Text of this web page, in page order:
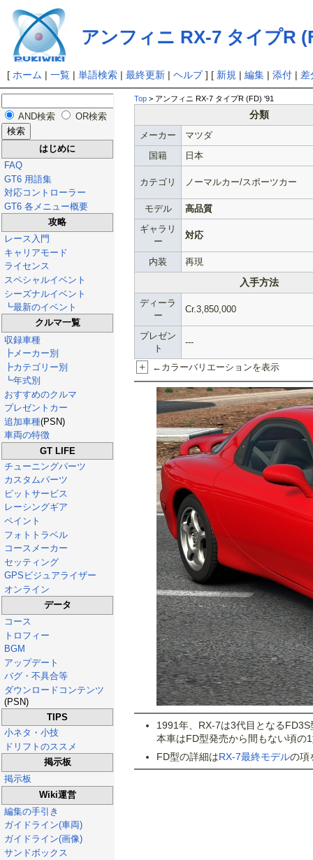
アンフィニ RX-7 タイプR
[ ホーム | 一覧| 単語検索| 最終更新| ヘルプ] [ 新規 | 編集| 添付| 差
AND検索 OR検索
はじめに
FAQ
GT6 用語集
対応コントローラー
GT6 各メニュー概要
攻略
レース入門
キャリアモード
ライセンス
スペシャルイベント
シーズナルイベント
┗最新のイベント
クルマ一覧
収録車種
┣メーカー別
┣カテゴリー別
┗年式別
おすすめのクルマ
プレゼントカー
追加車種(PSN)
車両の特徴
GT LIFE
チューニングパーツ
カスタムパーツ
ピットサービス
レーシングギア
ペイント
フォトトラベル
コースメーカー
セッティング
GPSビジュアライザー
オンライン
データ
コース
トロフィー
BGM
アップデート
バグ・不具合等
ダウンロードコンテンツ
(PSN)
TIPS
小ネタ・小技
ドリフトのススメ
掲示板
掲示板
Wiki運営
編集の手引き
ガイドライン(車両)
ガイドライン(画像)
サンドボックス
Top > アンフィニ RX-7 タイプR (FD) '91
分類
メーカー
マツダ
国籍
日本
カテゴリ ノーマルカー/スポーツカー
モデル
高品質
ギャラリ
ー
対応
内装 再現
入手方法
ディーラ
ー
Cr.3,850,000
プレゼン
ト
---
+ ←カラーバリエーションを表示
1991年、RX-7は3代目となる
本車はFD型発売から間もない頃の
FD型の詳細はRX-7最終モデルの項